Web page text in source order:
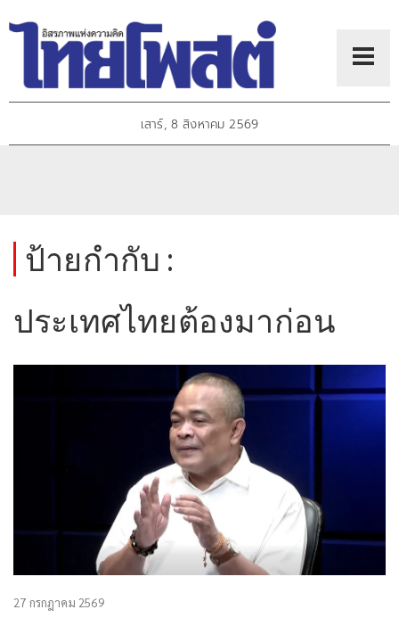
เสาร์, 8 สิงหาคม 2569
ป้ายกำกับ :
ประเทศไทยต้องมาก่อน
27 กรกฎาคม 2569